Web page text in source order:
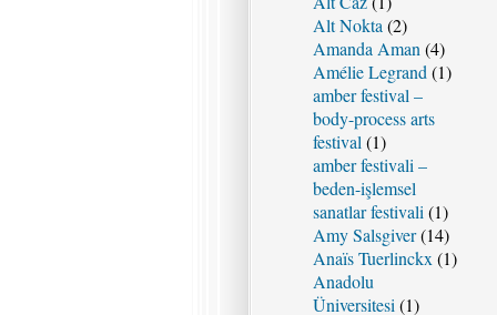
Alt Nokta (2)
Amanda Aman (4)
Amélie Legrand (1)
amber festival –
body-process arts
festival (1)
amber festivali –
beden-işlemsel
sanatlar festivali (1)
Amy Salsgiver(14)
Anaïs Tuerlinckx (1)
Anadolu
Üniversitesi (1)